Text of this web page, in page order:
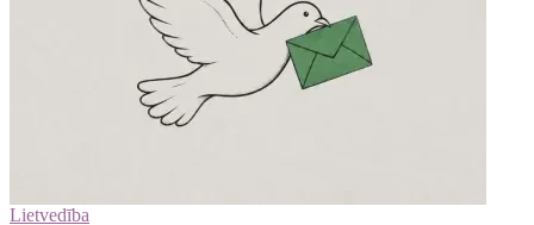
Lietvedība